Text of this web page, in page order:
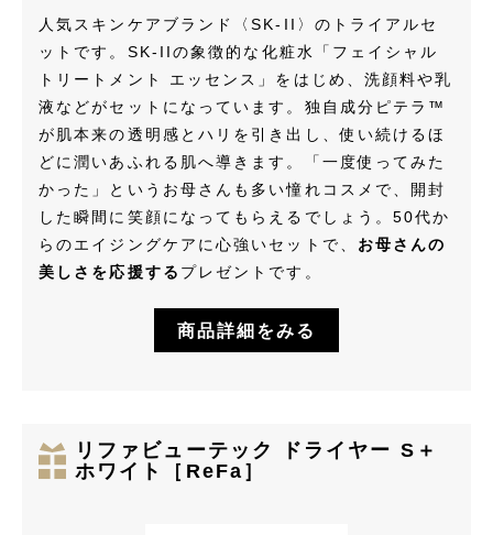
人気スキンケアブランド〈SK-II〉のトライアルセ
ットです。SK-IIの象徴的な化粧水「フェイシャル
トリートメント エッセンス」をはじめ、洗顔料や乳
液などがセットになっています。独自成分ピテラ™
が肌本来の透明感とハリを引き出し、使い続けるほ
どに潤いあふれる肌へ導きます。「一度使ってみた
かった」というお母さんも多い憧れコスメで、開封
した瞬間に笑顔になってもらえるでしょう。50代か
らのエイジングケアに心強いセットで、 お母さんの
美しさを応援する プレゼントです。
商品詳細をみる
リファビューテック ドライヤー S＋
ホワイト［ReFa］